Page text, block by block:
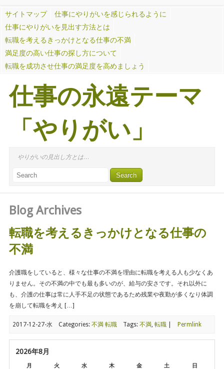
サイトマップ
仕事にやりがいを感じられるように
仕事にやりがいを見出す方法とは
転職を考えるきっかけとなる仕事の不満
満足度の高い仕事の探し方について
転職を成功させ仕事の満足度を高めましょう
仕事の永遠テーマ
「やりがい」
やりがいの見出し方とは…
Blog Archives
転職を考えるきっかけとなる仕事の
不満
介護職をしていると、様々な仕事の不満を理由に転職を考える人も少なくあ
りません。その不満の中でも最も多いのが、給与の安さです。それ以外に
も、介護の仕事は常に人手不足の状態であるため残業や夜勤が多くなり体調
を崩して転職を考え […]
2017-12-27-水 Categories: 不満 転職 Tags: 不満, 転職 Permlink
2026年8月
月 火 水 木 金 土 日